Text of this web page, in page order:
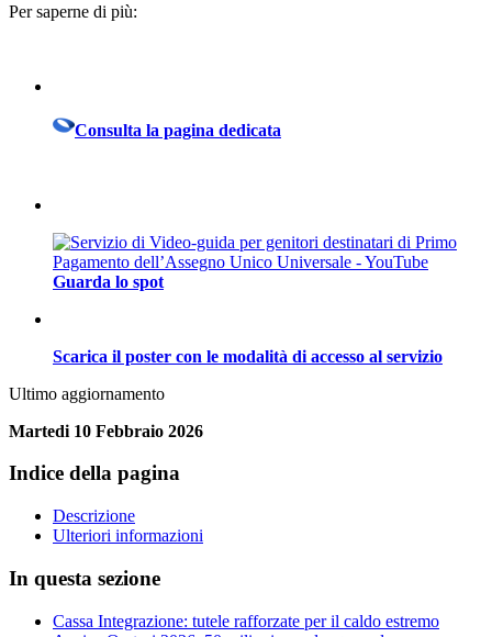
Per saperne di più:
Consulta la pagina dedicata
Guarda lo spot
Scarica il poster con le modalità di accesso al servizio
Ultimo aggiornamento
Martedi 10 Febbraio 2026
Indice della pagina
Descrizione
Ulteriori informazioni
In questa sezione
Cassa Integrazione: tutele rafforzate per il caldo estremo